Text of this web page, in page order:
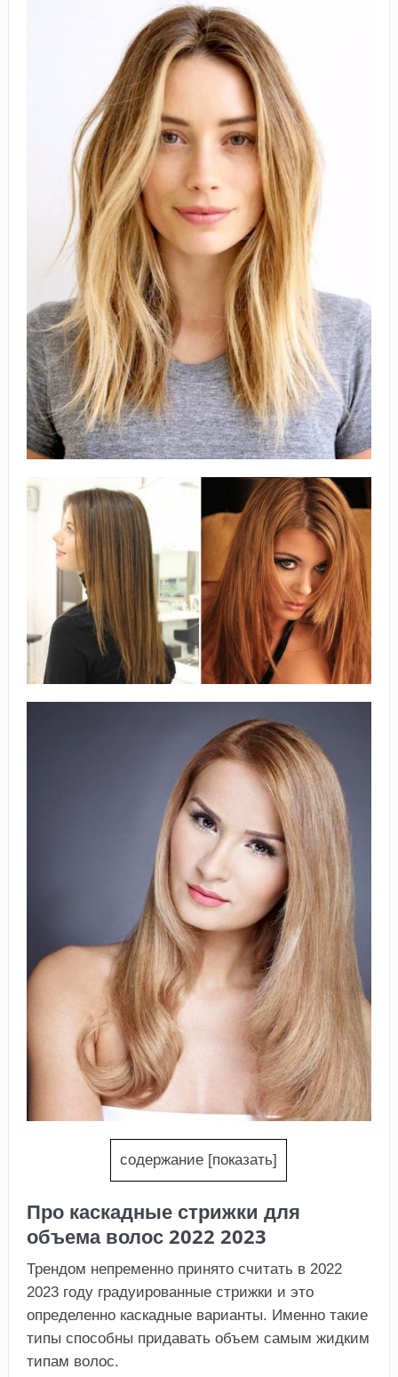
содержание [показать]
Про каскадные стрижки для
объема волос 2022 2023
Трендом непременно принято считать в 2022
2023 году градуированные стрижки и это
определенно каскадные варианты. Именно такие
типы способны придавать объем самым жидким
типам волос.